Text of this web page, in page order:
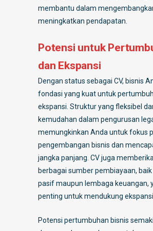
membantu dalam
meningkatkan pendapatan.
Potensi untuk
dan Ekspansi
Dengan status sebagai CV, bisnis
fondasi yang kuat untuk
ekspansi. Struktur yang fleksibel
kemudahan dalam pengurusan
memungkinkan Anda untuk fokus
pengembangan bisnis dan
jangka panjang. CV juga
berbagai sumber pembiayaan,
pasif maupun lembaga keuangan,
penting untuk mendukung ekspansi
Potensi pertumbuhan bisnis